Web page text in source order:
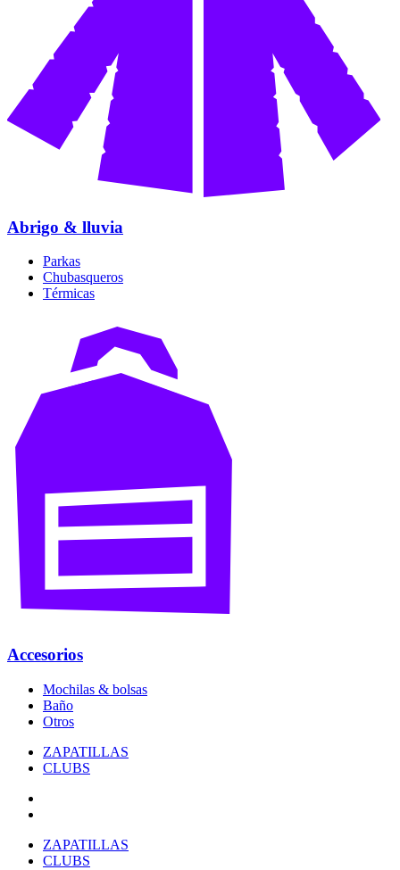
Abrigo & lluvia
Parkas
Chubasqueros
Térmicas
Accesorios
Mochilas & bolsas
Baño
Otros
ZAPATILLAS
CLUBS
ZAPATILLAS
CLUBS